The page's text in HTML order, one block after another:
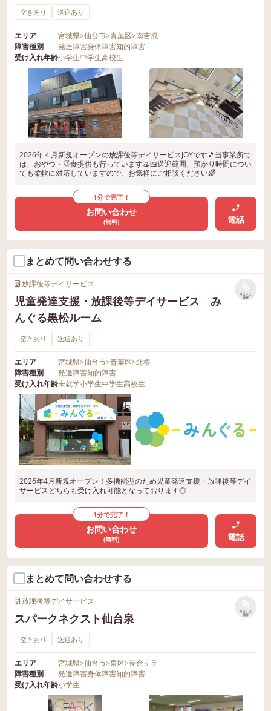
空きあり 送迎あり
エリア 宮城県>仙台市>青葉区>南吉成
障害種別
発達障害身体障害知的障害
受け入れ年齢小学生中学生高校生
2026年４月新規オープンの放課後等デイサービスJOYです🎵当事業所で
は、おやつ・昼食提供も行っています🍙🍱送迎範囲、預かり時間につい
ても柔軟に対応していますので、お気軽にご相談ください🌈
1分で完了！
お問い合わせ
(無料) 電話
まとめて問い合わせする
放課後等デイサービス
児童発達支援・放課後等デイサービス み
んぐる黒松ルーム
リストに
保存
空きあり 送迎あり
エリア 宮城県>仙台市>青葉区>北根
障害種別
発達障害知的障害
受け入れ年齢未就学小学生中学生高校生
2026年4月新規オープン！多機能型のため児童発達支援・放課後等デイ
サービスどちらも受け入れ可能となっております◎
1分で完了！
お問い合わせ
(無料) 電話
まとめて問い合わせする
放課後等デイサービス
スパークネクスト仙台泉
リストに
保存
空きあり 送迎あり
エリア 宮城県>仙台市>泉区>長命ヶ丘
障害種別
発達障害身体障害知的障害
受け入れ年齢小学生